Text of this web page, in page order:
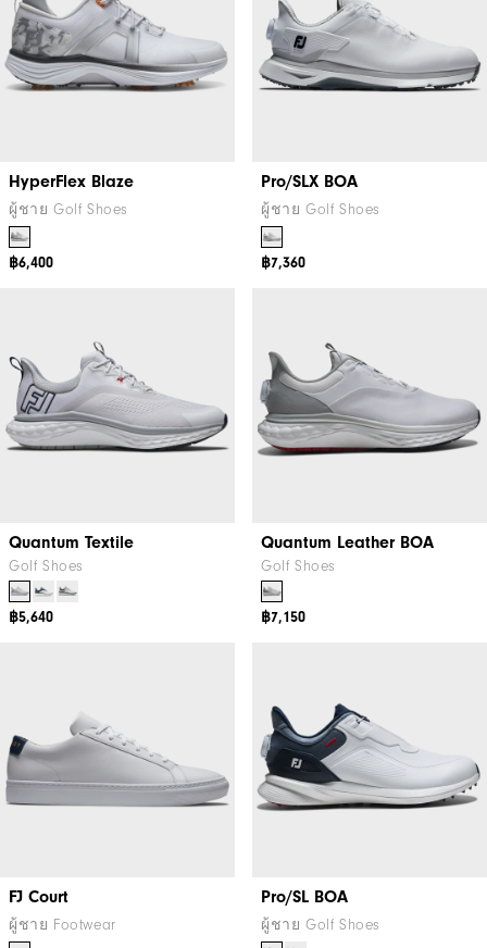
HyperFlex Blaze
ผู้ชาย Golf Shoes
฿6,400
Pro/SLX BOA
ผู้ชาย Golf Shoes
฿7,360
Quantum Textile
Golf Shoes
฿5,640
Quantum Leather BOA
Golf Shoes
฿7,150
FJ Court
ผู้ชาย Footwear
Pro/SL BOA
ผู้ชาย Golf Shoes